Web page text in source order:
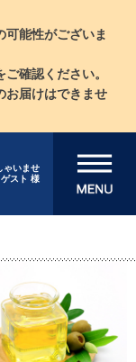
可能性がございま
確認ください。
届けはできませ
ゃいませ
ゲスト 様
メニューを開